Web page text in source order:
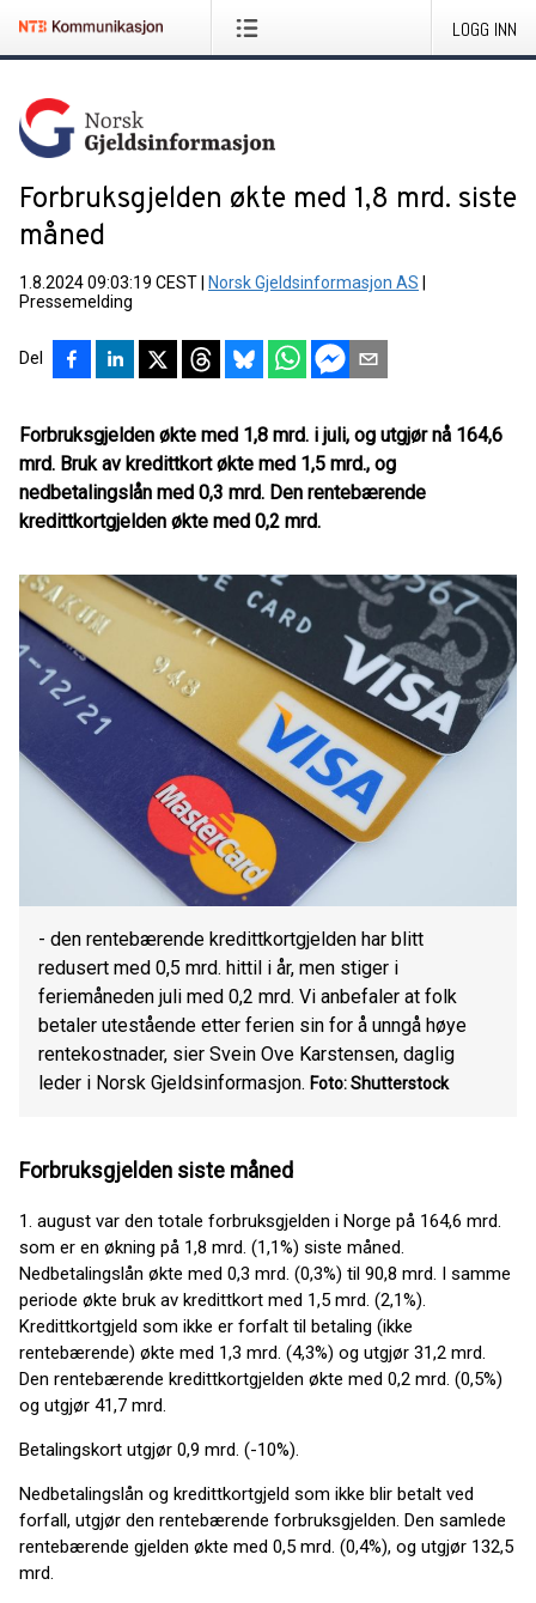
LOGG INN
Forbruksgjelden økte med 1,8 mrd. siste
måned
1.8.2024 09:03:19 CEST Norsk Gjeldsinformasjon AS
Pressemelding
Del
Forbruksgjelden økte med 1,8 mrd. i juli, og utgjør nå 164,6
mrd. Bruk av kredittkort økte med 1,5 mrd., og
nedbetalingslån med 0,3 mrd. Den rentebærende
kredittkortgjelden økte med 0,2 mrd.
- den rentebærende kredittkortgjelden har blitt
redusert med 0,5 mrd. hittil i år, men stiger i
feriemåneden juli med 0,2 mrd. Vi anbefaler at folk
betaler utestående etter ferien sin for å unngå høye
rentekostnader, sier Svein Ove Karstensen, daglig
leder i Norsk Gjeldsinformasjon. Foto: Shutterstock
Forbruksgjelden siste måned
1. august var den totale forbruksgjelden i Norge på 164,6 mrd.
som er en økning på 1,8 mrd. (1,1%) siste måned.
Nedbetalingslån økte med 0,3 mrd. (0,3%) til 90,8 mrd. I samme
periode økte bruk av kredittkort med 1,5 mrd. (2,1%).
Kredittkortgjeld som ikke er forfalt til betaling (ikke
rentebærende) økte med 1,3 mrd. (4,3%) og utgjør 31,2 mrd.
Den rentebærende kredittkortgjelden økte med 0,2 mrd. (0,5%)
og utgjør 41,7 mrd.
Betalingskort utgjør 0,9 mrd. (-10%).
Nedbetalingslån og kredittkortgjeld som ikke blir betalt ved
forfall, utgjør den rentebærende forbruksgjelden. Den samlede
rentebærende gjelden økte med 0,5 mrd. (0,4%), og utgjør 132,5
mrd.